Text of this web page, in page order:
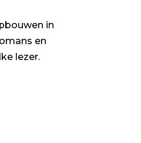
in
en
lezer.